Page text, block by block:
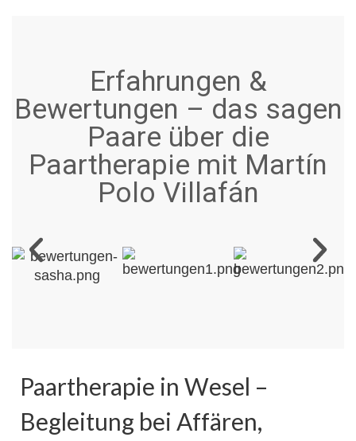
Erfahrungen &
Bewertungen – das sagen
Paare über die
Paartherapie mit Martín
Polo Villafán
Paartherapie in Wesel –
Begleitung bei Affären,